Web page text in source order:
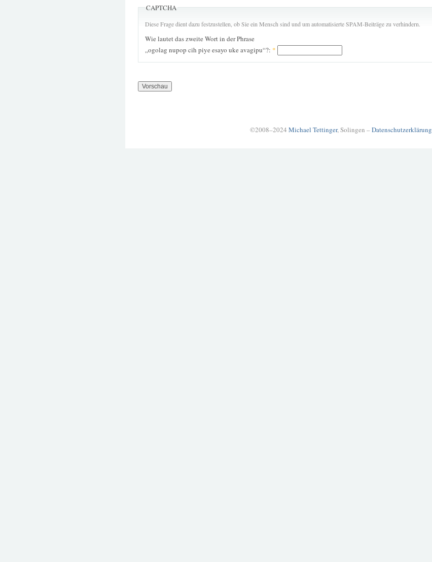
CAPTCHA
Diese Frage dient dazu festzustellen, ob Sie ein Mensch sind und um automatisierte SPAM-Beiträge zu verhindern.
Wie lautet das zweite Wort in der Phrase
„ogolag nupop cih piye esayo uke avagipu“?: *
©2008–2024 Michael Tettinger, Solingen –Datenschutzerklärung